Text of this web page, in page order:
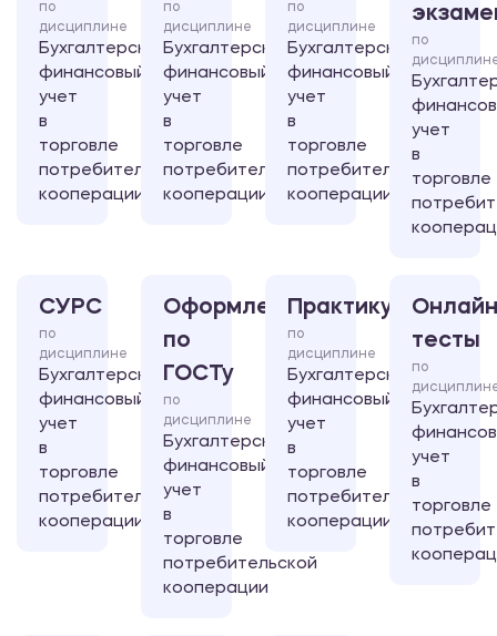
по
дисциплине
Бухгалтерский
финансовый
учет
в
торговле
потребительской
кооперации
по
дисциплине
Бухгалтерский
финансовый
учет
в
торговле
потребительской
кооперации
по
дисциплине
Бухгалтерский
финансовый
учет
в
торговле
потребительской
кооперации
по
учет
в
торговле
СУРС
по
дисциплине
Бухгалтерский
финансовый
учет
в
торговле
потребительской
кооперации
Оформление
по
ГОСТу
по
дисциплине
Бухгалтерский
финансовый
учет
в
торговле
потребительской
кооперации
Практикум
по
дисциплине
Бухгалтерский
финансовый
учет
в
торговле
потребительской
кооперации
тесты
по
учет
в
торговле